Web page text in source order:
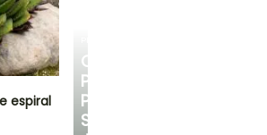
CONSEJOS
PERSONALIZADOS
PARA
SU
espiral